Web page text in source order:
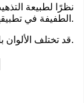
نظرًا لطبيعة
الطفيفة في تطبيقها.
قد تختلف الألوان باختلاف الشاشة.